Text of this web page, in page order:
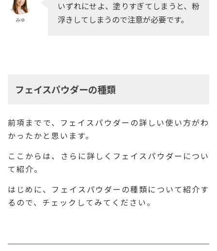
みゆ
いずれにせよ、塗りすぎてしまうと、粉
浮きしてしまうので注意が必要です。
フェイスパウダーの種類
前項までで、フェイスパウダーの詳しい使い方がわ
かったかと思います。
ここからは、さらに詳しくフェイスパウダーについ
て紹介。
はじめに、フェイスパウダーの種類について紹介す
るので、チェックしてみてください。